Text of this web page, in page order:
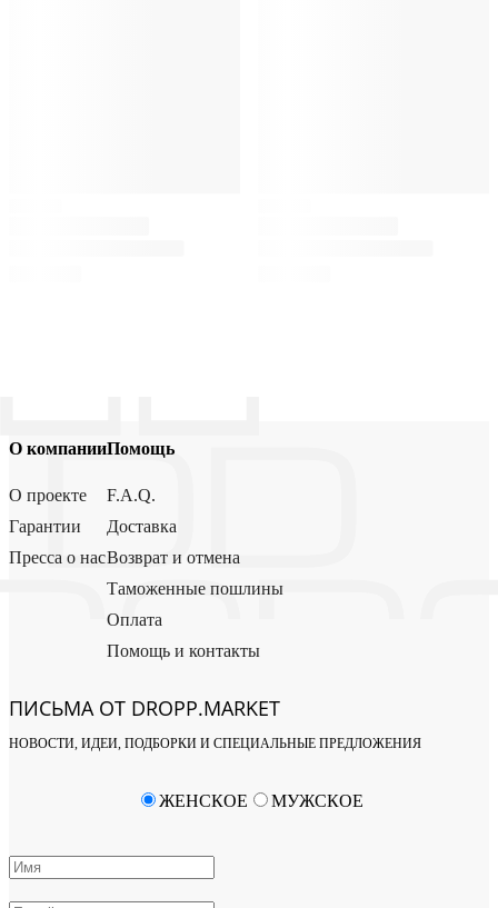
О компании
О проекте
Гарантии
Пресса о нас
Помощь
F.A.Q.
Доставка
Возврат и отмена
Таможенные пошлины
Оплата
Помощь и контакты
ПИСЬМА ОТ DROPP.MARKET
НОВОСТИ, ИДЕИ, ПОДБОРКИ И СПЕЦИАЛЬНЫЕ ПРЕДЛОЖЕНИЯ
ЖЕНСКОЕ МУЖСКОЕ